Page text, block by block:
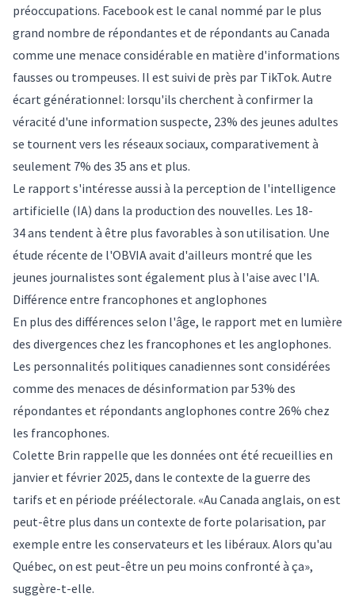
préoccupations. Facebook est le canal nommé par le plus
grand nombre de répondantes et de répondants au Canada
comme une menace considérable en matière d'informations
fausses ou trompeuses. Il est suivi de près par TikTok. Autre
écart générationnel: lorsqu'ils cherchent à confirmer la
véracité d'une information suspecte, 23% des jeunes adultes
se tournent vers les réseaux sociaux, comparativement à
seulement 7% des 35 ans et plus.
Le rapport s'intéresse aussi à la perception de l'intelligence
artificielle (IA) dans la production des nouvelles. Les 18-
34 ans tendent à être plus favorables à son utilisation. Une
étude récente de l'OBVIA avait d'ailleurs montré que les
jeunes journalistes sont également plus à l'aise avec l'IA.
Différence entre francophones et anglophones
En plus des différences selon l'âge, le rapport met en lumière
des divergences chez les francophones et les anglophones.
Les personnalités politiques canadiennes sont considérées
comme des menaces de désinformation par 53% des
répondantes et répondants anglophones contre 26% chez
les francophones.
Colette Brin rappelle que les données ont été recueillies en
janvier et février 2025, dans le contexte de la guerre des
tarifs et en période préélectorale. «Au Canada anglais, on est
peut-être plus dans un contexte de forte polarisation, par
exemple entre les conservateurs et les libéraux. Alors qu'au
Québec, on est peut-être un peu moins confronté à ça»,
suggère-t-elle.